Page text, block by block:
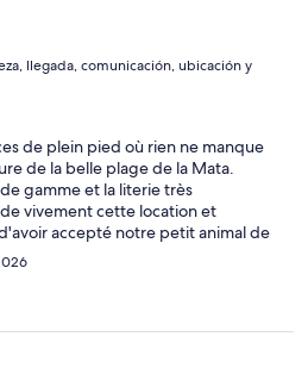
llegada, comunicación, ubicación y
de plein pied où rien ne manque
de la belle plage de la Mata.
gamme et la literie très
vivement cette location et
accepté notre petit animal de
Laurent et Uguette